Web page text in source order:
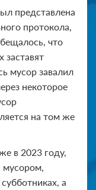
представлена
протокола,
что
мусор завалил
некоторое
на том же
в 2023 году,
мусором,
а